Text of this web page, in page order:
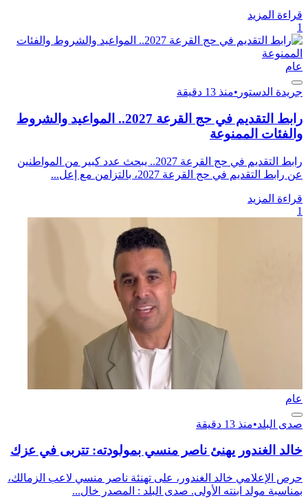
قراءة المزيد
1
عام
جريدة الدستور •منذ 13 دقيقة
رابط التقديم في حج القرعة 2027.. المواعيد والشروط
والفئات الممنوعة
رابط التقديم في حج القرعة 2027.. يبحث عدد كبير من المواطنين
عن رابط التقديم في حج القرعة 2027، بالتزامن مع إعل...
قراءة المزيد
1
عام
صدى البلد•منذ 13 دقيقة
خالد الغندور يهنئ ناصر منسي بمولودته: تتربى في عزك
حرص الإعلامي خالد الغندور، على تهنئة ناصر منسي لاعب الزمالك،
بمناسبة مولد ابنته الأولى. صدى البلد : المصدر خال...